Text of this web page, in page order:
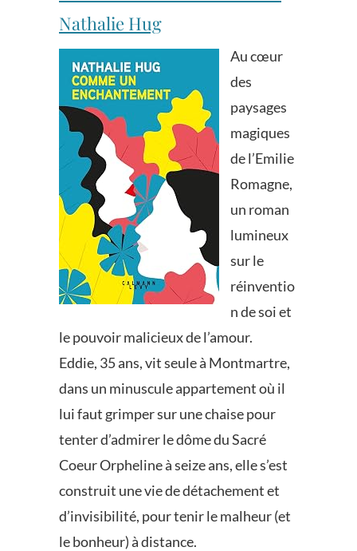
Nathalie Hug
Au cœur
des
paysages
magiques
de l’Emilie
Romagne,
un roman
lumineux
sur le
réinventio
n de soi et
le pouvoir malicieux de l’amour.
Eddie, 35 ans, vit seule à Montmartre,
dans un minuscule appartement où il
lui faut grimper sur une chaise pour
tenter d’admirer le dôme du Sacré
Coeur Orpheline à seize ans, elle s’est
construit une vie de détachement et
d’invisibilité, pour tenir le malheur (et
le bonheur) à distance.